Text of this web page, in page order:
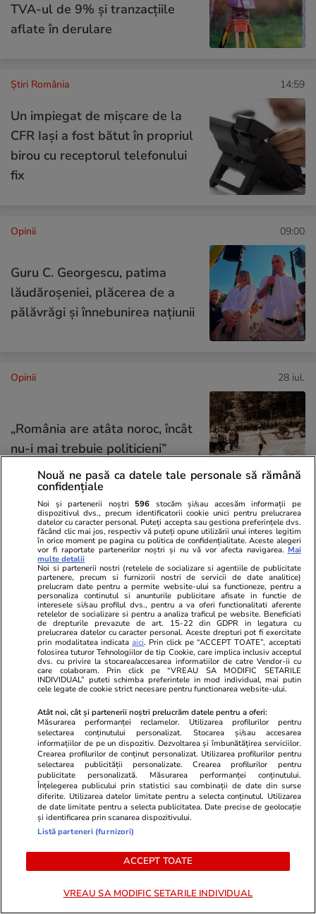
TVA-ul de 9% și tranzacțiile
aflate în derulare
Știri România 14:59
Un impiegat de mișcare de la
CFR Iași a fost bătut în propriul
birou cu receptorul telefonului
fix
Opinii 09:00
Guru C. Georgescu, patima
lăudăroșeniei, plăcerea de a
pălăvrăgi și înnebunirea națiunii
Opinii 28 iul.
„România are atâta noroc, încât
nu-i mai trebuie politicieni”
27 iul.
Crize de identitate și clarificări
doctrinare. Ce pare să anunțe
dezbaterea din PNL după
decesul USL
24 iul.
Inteligența artificială va
remodela economia mondială și
politica monetară
Libertatea.ro
Ultimele știri
Știri România
Știri Externe
Război Iran
Divertisment
Monden
Retete culinare
Fructe si legume
Ingrijirea
Nouă ne pasă ca datele tale personale să rămână
confidențiale
Noi și partenerii noștri 596 stocăm și/sau accesăm informații pe
dispozitivul dvs., precum identificatorii cookie unici pentru prelucrarea
datelor cu caracter personal. Puteți accepta sau gestiona preferințele dvs.
făcând clic mai jos, respectiv vă puteți opune utilizării unui interes legitim
în orice moment pe pagina cu politica de confidențialitate. Aceste alegeri
vor fi raportate partenerilor noștri și nu vă vor afecta navigarea. Mai
multe detalii
Noi si partenerii nostri (retelele de socializare si agentiile de publicitate
partenere, precum si furnizorii nostri de servicii de date analitice)
prelucram date pentru a permite website-ului sa functioneze, pentru a
personaliza continutul si anunturile publicitare afisate in functie de
interesele si/sau profilul dvs., pentru a va oferi functionalitati aferente
retelelor de socializare si pentru a analiza traficul pe website. Beneficiati
de drepturile prevazute de art. 15-22 din GDPR in legatura cu
prelucrarea datelor cu caracter personal. Aceste drepturi pot fi exercitate
prin modalitatea indicataaici. Prin click pe “ACCEPT TOATE”, acceptati
folosirea tuturor Tehnologiilor de tip Cookie, care implica inclusiv acceptul
dvs. cu privire la stocarea/accesarea informatiilor de catre Vendor-ii cu
care colaboram. Prin click pe “VREAU SA MODIFIC SETARILE
INDIVIDUAL” puteti schimba preferintele in mod individual, mai putin
cele legate de cookie strict necesare pentru functionarea website-ului.
Atât noi, cât și partenerii noștri prelucrăm datele pentru a oferi:
Măsurarea performanței reclamelor. Utilizarea profilurilor pentru
selectarea conținutului personalizat. Stocarea și/sau accesarea
informațiilor de pe un dispozitiv. Dezvoltarea și îmbunătățirea serviciilor.
Crearea profilurilor de conținut personalizat. Utilizarea profilurilor pentru
selectarea publicității personalizate. Crearea profilurilor pentru
publicitate personalizată. Măsurarea performanței conținutului.
Înțelegerea publicului prin statistici sau combinații de date din surse
diferite. Utilizarea datelor limitate pentru a selecta conținutul. Utilizarea
de date limitate pentru a selecta publicitatea. Date precise de geolocație
și identificarea prin scanarea dispozitivului.
Listă parteneri (furnizori)
ACCEPT TOATE
VREAU SA MODIFIC SETARILE INDIVIDUAL